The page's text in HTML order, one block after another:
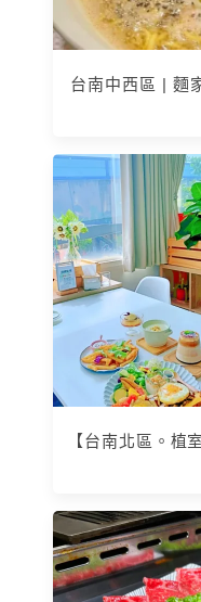
台南中西區 | 麵
【台南北區。植